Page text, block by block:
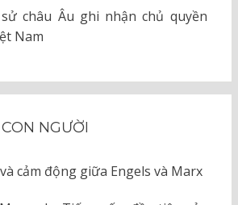
châu Âu ghi nhận chủ quyền
Nam
NGƯỜI
cảm động giữa Engels và Marx